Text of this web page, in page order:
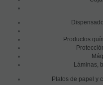
Productos
Láminas,
Platos de papel y